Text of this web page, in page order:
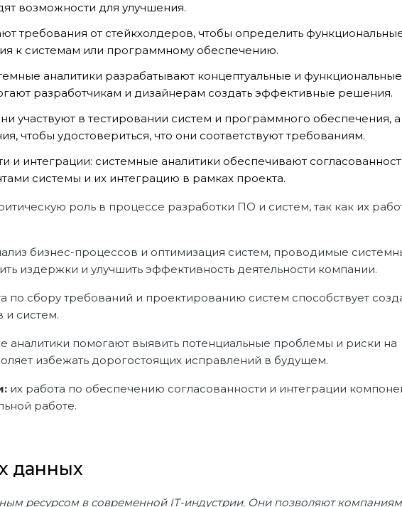
возможности для улучшения.
требования от стейкхолдеров, чтобы определить
к системам или программному обеспечению.
аналитики разрабатывают концептуальные и функциональные
разработчикам и дизайнерам создать эффективные решения.
участвуют в тестировании систем и программного обеспечения, а
чтобы удостовериться, что они соответствуют требованиям.
и интеграции: системные аналитики обеспечивают
системы и их интеграцию в рамках проекта.
роль в процессе разработки ПО и систем, так как их
бизнес-процессов и оптимизация систем, проводимые
издержки и улучшить эффективность деятельности компании.
по сбору требований и проектированию систем способствует
и систем.
аналитики помогают выявить потенциальные проблемы и риски на
избежать дорогостоящих исправлений в будущем.
их работа по обеспечению согласованности и интеграции
работе.
данных
ресурсом в современной IT-индустрии. Они позволяют компаниям